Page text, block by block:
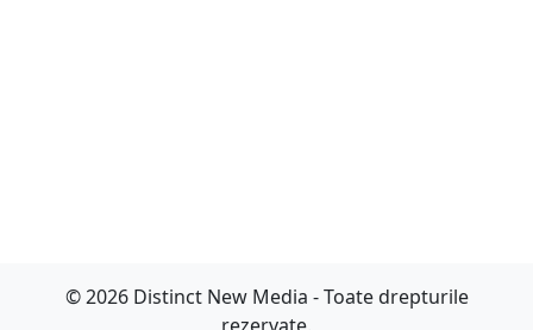
© 2026 Distinct New Media - Toate drepturile